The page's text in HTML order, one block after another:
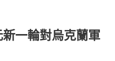
一輪對烏克蘭軍